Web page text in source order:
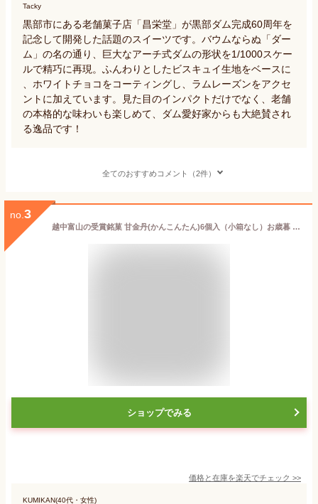
Tacky
黒部市にある老舗菓子店「昌栄堂」が黒部ダム完成60周年を
記念して開発した話題のスイーツです。バウムならぬ「ダー
ム」の名の通り、巨大なアーチ式ダムの形状を1/1000スケー
ルで精巧に再現。ふんわりとしたビスキュイ生地をベースに
、ホワイトチョコをコーティングし、ラムレーズンをアクセ
ントに加えています。見た目のインパクトだけでなく、老舗
の本格的な味わいも楽しめて、ダム愛好家からも大絶賛され
る逸品です！
全てのおすすめコメント（2件）
no. 3
越中富山の受賞銘菓 甘金丹(かんこんたん)6個入（小箱なし）お歳暮 お菓子 スイーツ 和菓子 ≪ 内祝い 出産内祝い 結婚内祝い 新築 お祝い お返し ご挨拶 お中元 御中元 夏ギフト お歳暮 御歳暮 お年賀 お土産 帰省土産 贈り物 ≫ 個包装 詰め合わせ セット 美味しい
ショップでみる
価格と在庫を楽天でチェック >>
KUMIKAN(40代・女性)